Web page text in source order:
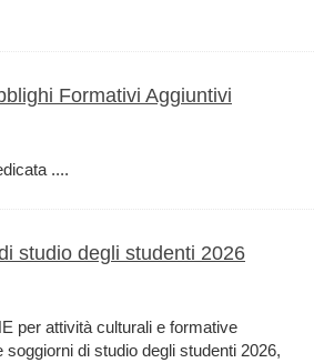
Formativi Aggiuntivi
....
studio degli studenti 2026
per attività culturali e formative
di studio degli studenti 2026,